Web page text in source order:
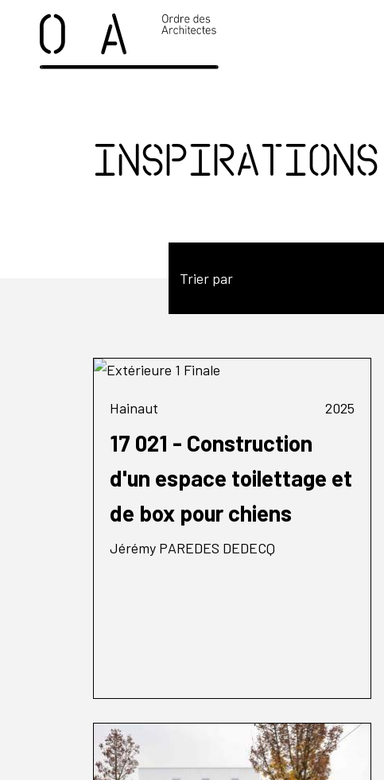
Inspirations
Trier par
Hainaut 2025
17 021 - Construction
d'un espace toilettage et
de box pour chiens
Jérémy PAREDES DEDECQ